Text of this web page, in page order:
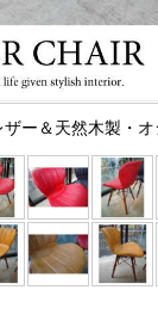
ー＆天然木製・